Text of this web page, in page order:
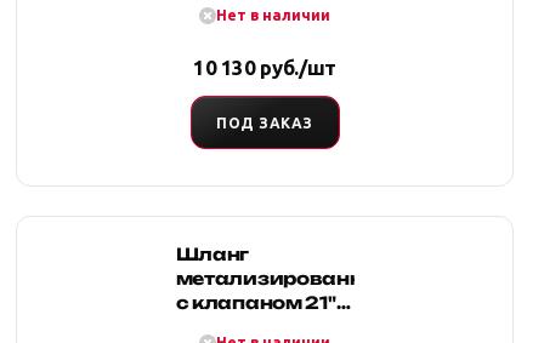
черный,
Нет в наличии
10 130 руб./шт
ПОД ЗАКАЗ
Шланг
метализированный
с клапаном 21"